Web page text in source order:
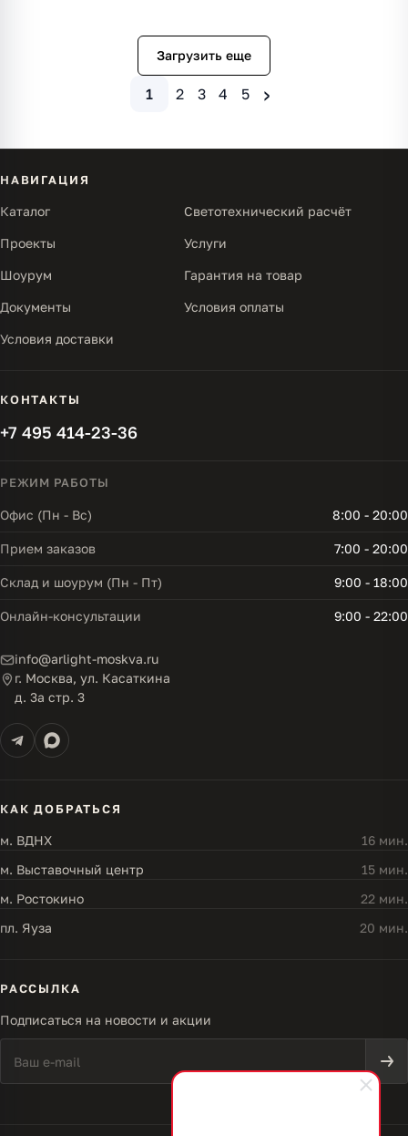
Загрузить еще
1 2 3 4 5 ›
НАВИГАЦИЯ
Каталог Светотехнический расчёт
Проекты Услуги
Шоурум Гарантия на товар
Документы Условия оплаты
Условия доставки
КОНТАКТЫ
+7 495 414-23-36
РЕЖИМ РАБОТЫ
Офис (Пн - Вс) 8:00 - 20:00
Прием заказов 7:00 - 20:00
Склад и шоурум (Пн - Пт) 9:00 - 18:00
Онлайн-консультации 9:00 - 22:00
info@arlight-moskva.ru
г. Москва, ул. Касаткина
д. 3а стр. 3
КАК ДОБРАТЬСЯ
м. ВДНХ
16 мин.
м. Выставочный центр
15 мин.
м. Ростокино
22 мин.
пл. Яуза
20 мин.
РАССЫЛКА
Подписаться на новости и акции